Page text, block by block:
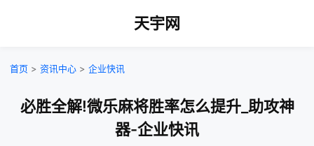
天宇网
首页 > 资讯中心 > 企业快讯
必胜全解!微乐麻将胜率怎么提升_助攻神
器-企业快讯